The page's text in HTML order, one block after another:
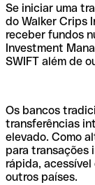
Se iniciar uma
do Walker Crips
receber fundos
Investment
SWIFT além de
Os bancos
transferências
elevado. Como
para transações
rápida,
outros países.